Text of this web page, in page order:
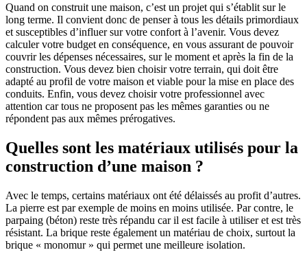
Quand on construit une maison, c’est un projet qui s’établit sur le
long terme. Il convient donc de penser à tous les détails primordiaux
et susceptibles d’influer sur votre confort à l’avenir. Vous devez
calculer votre budget en conséquence, en vous assurant de pouvoir
couvrir les dépenses nécessaires, sur le moment et après la fin de la
construction. Vous devez bien choisir votre terrain, qui doit être
adapté au profil de votre maison et viable pour la mise en place des
conduits. Enfin, vous devez choisir votre professionnel avec
attention car tous ne proposent pas les mêmes garanties ou ne
répondent pas aux mêmes prérogatives.
Quelles sont les matériaux utilisés pour la
construction d’une maison ?
Avec le temps, certains matériaux ont été délaissés au profit d’autres.
La pierre est par exemple de moins en moins utilisée. Par contre, le
parpaing (béton) reste très répandu car il est facile à utiliser et est très
résistant. La brique reste également un matériau de choix, surtout la
brique « monomur » qui permet une meilleure isolation.